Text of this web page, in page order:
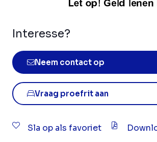
Interesse?
Neem contact op
Vraag proefrit aan
Sla op als favoriet